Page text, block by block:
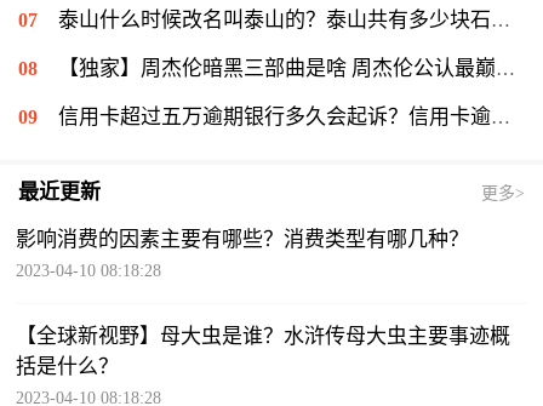
泰山什么时候改名叫泰山的？泰山共有多少块石刻？-全球新动态
【独家】周杰伦暗黑三部曲是啥 周杰伦公认最巅峰的歌是哪首？
信用卡超过五万逾期银行多久会起诉？信用卡逾期一个月会怎么样？-今日热搜
最近更新 更多>
影响消费的因素主要有哪些？消费类型有哪几种？
2023-04-10 08:18:28
【全球新视野】母大虫是谁？水浒传母大虫主要事迹概
括是什么？
2023-04-10 08:18:28